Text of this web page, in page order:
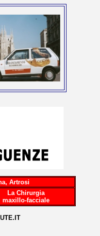
Artrosi
La Chirurgia
maxillo-facciale